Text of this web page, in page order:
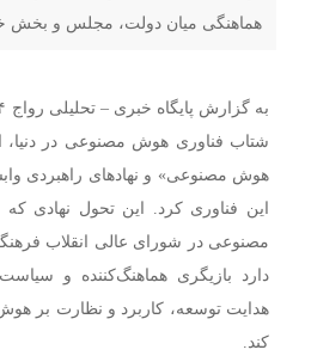
هماهنگی میان دولت، مجلس و
شتاب فناوری هوش مصنوعی در دنیا،
هوش مصنوعی» و نهادهای راهبردی
این فناوری کرد. این تحول نهادی
مصنوعی در شورای عالی انقلاب
دارد بازیگری هماهنگ‌کننده و
هدایت توسعه، کاربرد و نظارت بر
کند.